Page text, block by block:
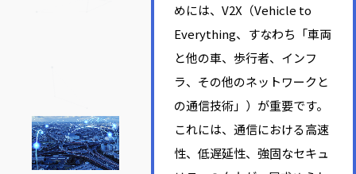
めには、V2X（Vehicle to
Everything、すなわち「車両
と他の車、歩行者、インフ
ラ、その他のネットワークと
の通信技術」）が重要です。
これには、通信における高速
性、低遅延性、強固なセキュ